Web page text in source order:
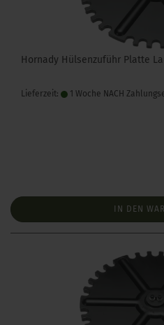
Hornady Hülsenzuführ Platte
Lieferzeit: 1 Woche NACH
IN DEN